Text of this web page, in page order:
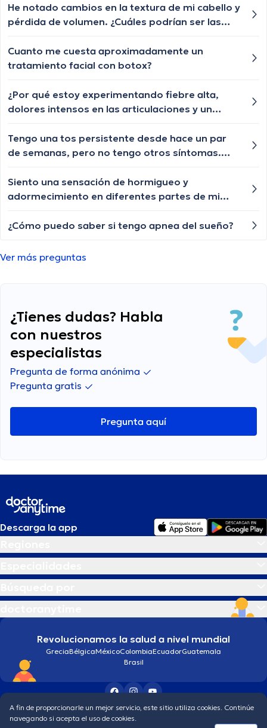
caseros, pero no han funcionado.
He notado cambios en la textura de mi cabello y
pérdida de volumen. ¿Cuáles podrían ser las
cuándo debería buscar atención médica?
Cuanto me cuesta aproximadamente un
tratamiento facial con botox?
¿Por qué estoy experimentando fiebre alta,
dolores intensos en las articulaciones y un
estos síntomas y no sé qué los está causando.
Tengo una tos persistente desde hace un par
de semanas, pero no tengo otros síntomas.
Siento una sensación de hormigueo y
adormecimiento en diferentes partes de mi
¿Por qué podría estar experimentando estos
serio y necesito más información al respecto.
¿Cómo puedo saber si tengo apnea del sueño?
Ver más preguntas
¿Tienes dudas? Habla
con nuestros
especialistas
Pregunta de forma anónima
Pregunta gratis
Pregunta aquí
Descarga la app
Revolucionamos la salud a nivel mundial
GreciaBélgicaMéxicoColombiaEcuadorGuatemala
Brasil
Condiciones generales
Política de protección de los datos personales
A fin de proporcionarle un mejor servicio, este sitio utiliza cookies. Continúe
navegando si acepta el uso de cookies.